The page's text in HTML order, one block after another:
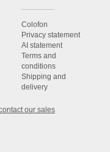
Colofon
Privacy statement
AI statement
Terms and
conditions
Shipping and
delivery
our sales